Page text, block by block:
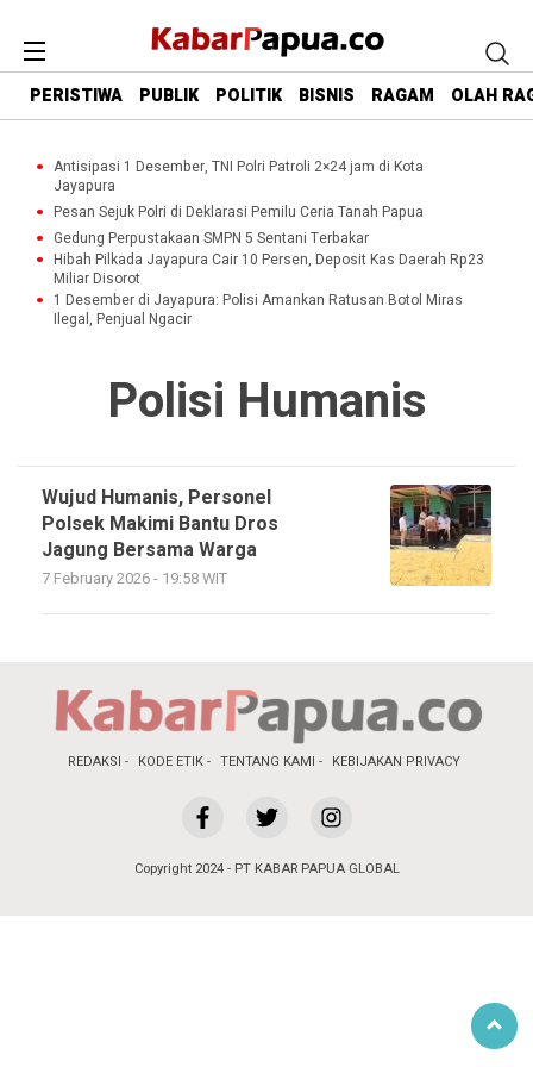
PERISTIWA PUBLIK POLITIK BISNIS RAGAM OLAH
Antisipasi 1 Desember, TNI Polri Patroli 2×24 jam di Kota
Jayapura
Pesan Sejuk Polri di Deklarasi Pemilu Ceria Tanah Papua
Gedung Perpustakaan SMPN 5 Sentani Terbakar
Hibah Pilkada Jayapura Cair 10 Persen, Deposit Kas Daerah Rp23
Miliar Disorot
1 Desember di Jayapura: Polisi Amankan Ratusan Botol Miras
Ilegal, Penjual Ngacir
Polisi Humanis
Wujud Humanis, Personel
Polsek Makimi Bantu Dros
Jagung Bersama Warga
7 February 2026 - 19:58 WIT
REDAKSI KODE ETIK TENTANG KAMI KEBIJAKAN PRIVACY
Copyright 2024 - PT KABAR PAPUA GLOBAL